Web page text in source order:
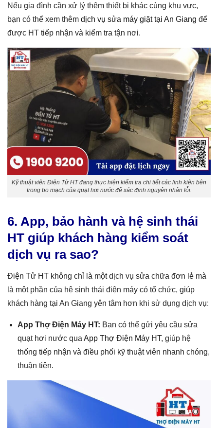
Nếu gia đình cần xử lý thêm thiết bị khác cùng khu vực,
bạn có thể xem thêm dịch vụ sửa máy giặt tại An Giang để
được HT tiếp nhận và kiểm tra tận nơi.
Kỹ thuật viên Điện Tử HT đang thực hiện kiểm tra chi tiết các linh kiện bên
trong bo mạch của quạt hơi nước để xác định nguyên nhân lỗi.
6. App, bảo hành và hệ sinh thái
HT giúp khách hàng kiểm soát
dịch vụ ra sao?
Điện Tử HT không chỉ là một dịch vụ sửa chữa đơn lẻ mà
là một phần của hệ sinh thái điện máy có tổ chức, giúp
khách hàng tại An Giang yên tâm hơn khi sử dụng dịch vụ:
App Thợ Điện Máy HT: Bạn có thể gửi yêu cầu sửa
quạt hơi nước qua App Thợ Điện Máy HT, giúp hệ
thống tiếp nhận và điều phối kỹ thuật viên nhanh chóng,
thuận tiện.